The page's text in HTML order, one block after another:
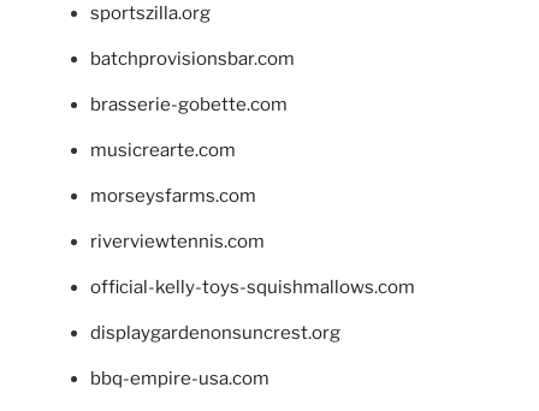
sportszilla.org
batchprovisionsbar.com
brasserie-gobette.com
musicrearte.com
morseysfarms.com
riverviewtennis.com
official-kelly-toys-squishmallows.com
displaygardenonsuncrest.org
bbq-empire-usa.com